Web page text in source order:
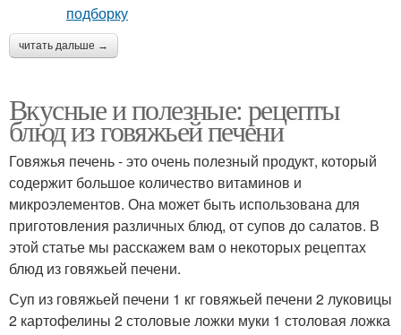
читать дальше →
Вкусные и полезные: рецепты
блюд из говяжьей печени
Говяжья печень - это очень полезный продукт, который
содержит большое количество витаминов и
микроэлементов. Она может быть использована для
приготовления различных блюд, от супов до салатов. В
этой статье мы расскажем вам о некоторых рецептах
блюд из говяжьей печени.
Суп из говяжьей печени 1 кг говяжьей печени 2 луковицы
2 картофелины 2 столовые ложки муки 1 столовая ложка